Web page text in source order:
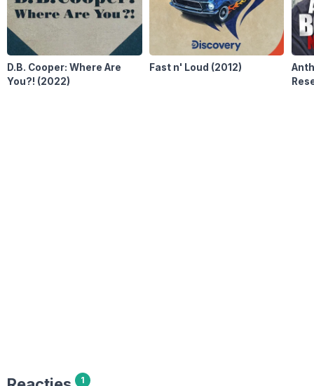
D.B. Cooper: Where Are
You?! (2022)
Fast n' Loud (2012)
1